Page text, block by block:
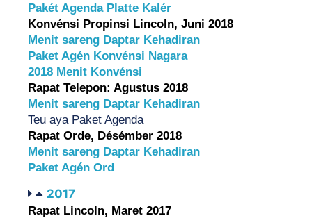
Pakét Agenda Platte Kalér
Konvénsi Propinsi Lincoln, Juni 2018
Menit sareng Daptar Kehadiran
Paket Agén Konvénsi Nagara
2018 Menit Konvénsi
Rapat Telepon: Agustus 2018
Menit sareng Daptar Kehadiran
Teu aya Paket Agenda
Rapat Orde, Désémber 2018
Menit sareng Daptar Kehadiran
Paket Agén Ord
2017
Rapat Lincoln, Maret 2017